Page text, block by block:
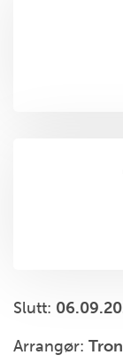
Slutt:
Arrangør: